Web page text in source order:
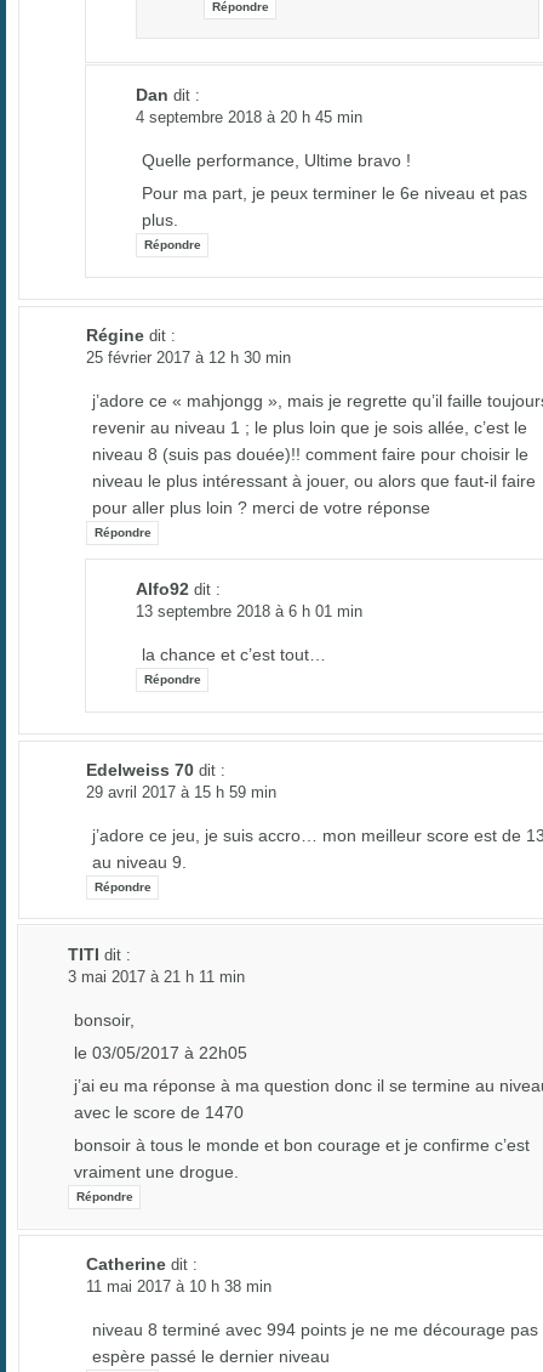
Répondre
Dan dit :
4 septembre 2018 à 20 h 45 min
Quelle performance, Ultime bravo !
Pour ma part, je peux terminer le 6e niveau et pas
plus.
Répondre
Régine dit :
25 février 2017 à 12 h 30 min
j’adore ce « mahjongg », mais je regrette qu’il faille
revenir au niveau 1 ; le plus loin que je sois allée, c’est le
niveau 8 (suis pas douée)!! comment faire pour choisir le
niveau le plus intéressant à jouer, ou alors que faut-il faire
pour aller plus loin ? merci de votre réponse
Répondre
Alfo92 dit :
13 septembre 2018 à 6 h 01 min
la chance et c’est tout…
Répondre
Edelweiss 70 dit :
29 avril 2017 à 15 h 59 min
j’adore ce jeu, je suis accro… mon meilleur score est de
au niveau 9.
Répondre
TITI dit :
3 mai 2017 à 21 h 11 min
bonsoir,
le 03/05/2017 à 22h05
j’ai eu ma réponse à ma question donc il se termine au
avec le score de 1470
bonsoir à tous le monde et bon courage et je confirme c’est
vraiment une drogue.
Répondre
Catherine dit :
11 mai 2017 à 10 h 38 min
niveau 8 terminé avec 994 points je ne me décourage pas
espère passé le dernier niveau